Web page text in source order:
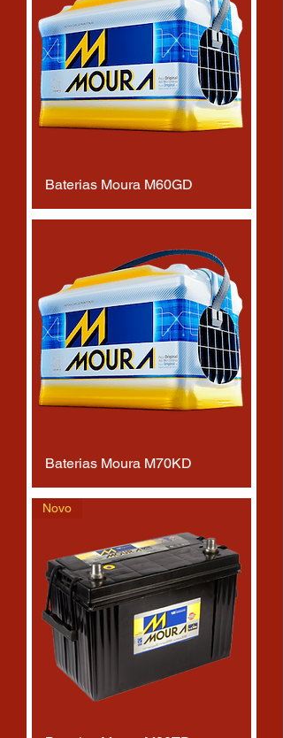
Baterias Moura M60GD
Baterias Moura M70KD
Novo